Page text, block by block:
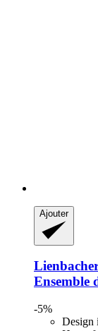
Ajouter
Ensemble
-5%
Design